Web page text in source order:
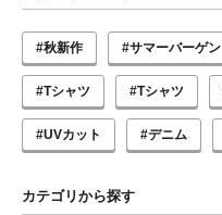
#秋新作 #サマーバーゲン
#Tシャツ #Tシャツ
#UVカット #デニム
カテゴリから探す